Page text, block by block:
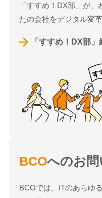
「すすめ！DX部」が
たの会社をデジタル変
「すすめ！DX部
BCOへのお
BCOでは、ITのあらゆ